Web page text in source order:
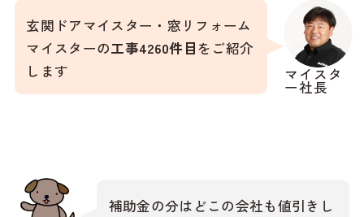
マイスタ
ー社長
玄関ドアマイスター・窓リフォーム
マイスターの工事4260件目をご紹介
します
補助金の分はどこの会社も値引きし